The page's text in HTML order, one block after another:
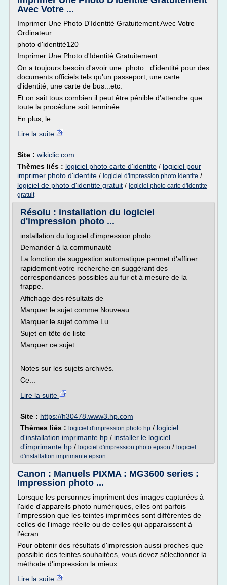
Avec Votre ...
Imprimer Une Photo D'Identité Gratuitement Avec Votre
Ordinateur
photo d'identité120
Imprimer Une Photo d'Identité Gratuitement
On a toujours besoin d'avoir une photo d'identité pour des
documents officiels tels qu'un passeport, une carte
d'identité, une carte de bus...etc.
Et on sait tous combien il peut être pénible d'attendre que
toute la procédure soit terminée.
En plus, le...
Lire la suite
Site : wikiclic.com
Thèmes liés : logiciel photo carte d'identite / logiciel pour
imprimer photo d'identite / logiciel d'impression photo identite /
logiciel de photo d'identite gratuit / logiciel photo carte d'identite
gratuit
Résolu : installation du logiciel
d'impression photo ...
installation du logiciel d'impression photo
Demander à la communauté
La fonction de suggestion automatique permet d'affiner
rapidement votre recherche en suggérant des
correspondances possibles au fur et à mesure de la
frappe.
Affichage des résultats de
Marquer le sujet comme Nouveau
Marquer le sujet comme Lu
Sujet en tête de liste
Marquer ce sujet
Notes sur les sujets archivés.
Ce...
Lire la suite
Site : https://h30478.www3.hp.com
Thèmes liés : logiciel d'impression photo hp / logiciel
d'installation imprimante hp / installer le logiciel
d'imprimante hp / logiciel d'impression photo epson / logiciel
d'installation imprimante epson
Canon : Manuels PIXMA : MG3600 series :
Impression photo ...
Lorsque les personnes impriment des images capturées à
l'aide d'appareils photo numériques, elles ont parfois
l'impression que les teintes imprimées sont différentes de
celles de l'image réelle ou de celles qui apparaissent à
l'écran.
Pour obtenir des résultats d'impression aussi proches que
possible des teintes souhaitées, vous devez sélectionner la
méthode d'impression la mieux...
Lire la suite